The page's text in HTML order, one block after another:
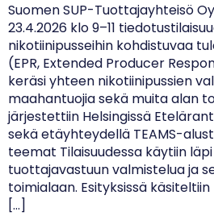
Suomen SUP-Tuottajayhteisö
23.4.2026 klo 9–11
nikotiinipusseihin kohdistuvaa
(EPR, Extended Producer
keräsi yhteen nikotiinipussien
maahantuojia sekä muita alan
järjestettiin Helsingissä
sekä etäyhteydellä TEAMS-
teemat Tilaisuudessa käytiin
tuottajavastuun valmistelua ja
toimialaan. Esityksissä
[…]